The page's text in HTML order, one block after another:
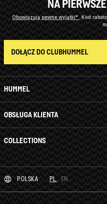
HUMMEL
OBSŁUGA KLIENTA
COLLECTIONS
NA
Obowiązują pewne wyjątki* Kod
DOŁĄCZ DO CLUBHUMMEL
POLSKA PL EN